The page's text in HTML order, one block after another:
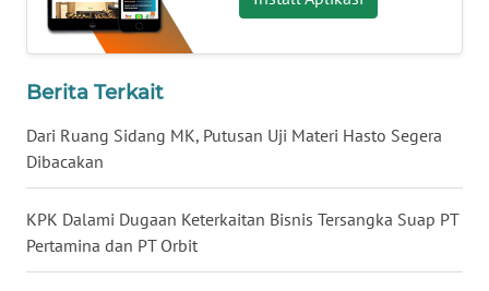
Berita Terkait
Dari Ruang Sidang MK, Putusan Uji Materi Hasto Segera
Dibacakan
KPK Dalami Dugaan Keterkaitan Bisnis Tersangka Suap PT
Pertamina dan PT Orbit
WN
NUSANTARA
JOGJA
WN
JATIM
WN